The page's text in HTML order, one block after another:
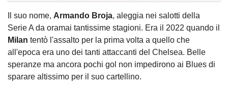
Il suo nome, Armando Broja, aleggia nei salotti della
Serie A da oramai tantissime stagioni. Era il 2022 quando il
Milan tentò l'assalto per la prima volta a quello che
all'epoca era uno dei tanti attaccanti del Chelsea. Belle
speranze ma ancora pochi gol non impedirono ai Blues di
sparare altissimo per il suo cartellino.